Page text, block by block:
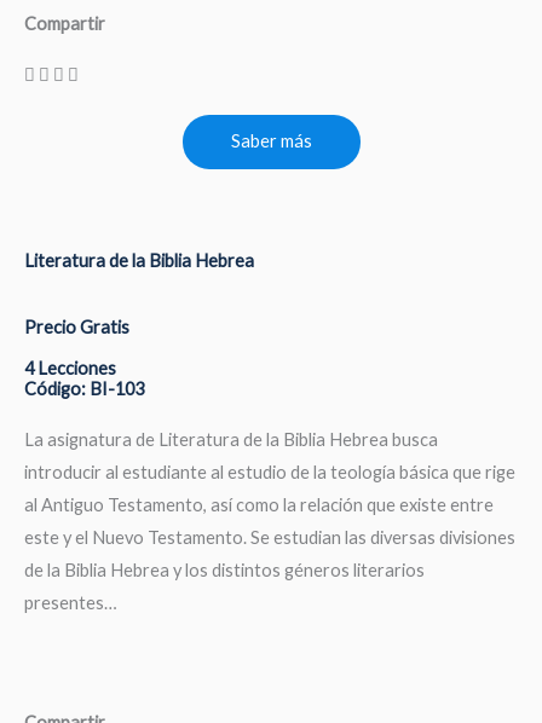
Compartir
Saber más
Literatura de la Biblia Hebrea
Precio Gratis
4 Lecciones
Código: BI-103
La asignatura de Literatura de la Biblia Hebrea busca
introducir al estudiante al estudio de la teología básica que rige
al Antiguo Testamento, así como la relación que existe entre
este y el Nuevo Testamento. Se estudian las diversas divisiones
de la Biblia Hebrea y los distintos géneros literarios
presentes…